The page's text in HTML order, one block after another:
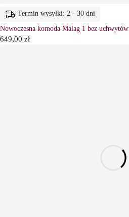
Termin wysyłki: 2 - 30 dni
Nowoczesna komoda Malag 1 bez uchwytów
649,00 zł